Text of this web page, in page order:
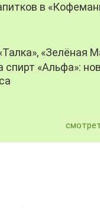
в
«Зелёная
спирт «Альфа»: